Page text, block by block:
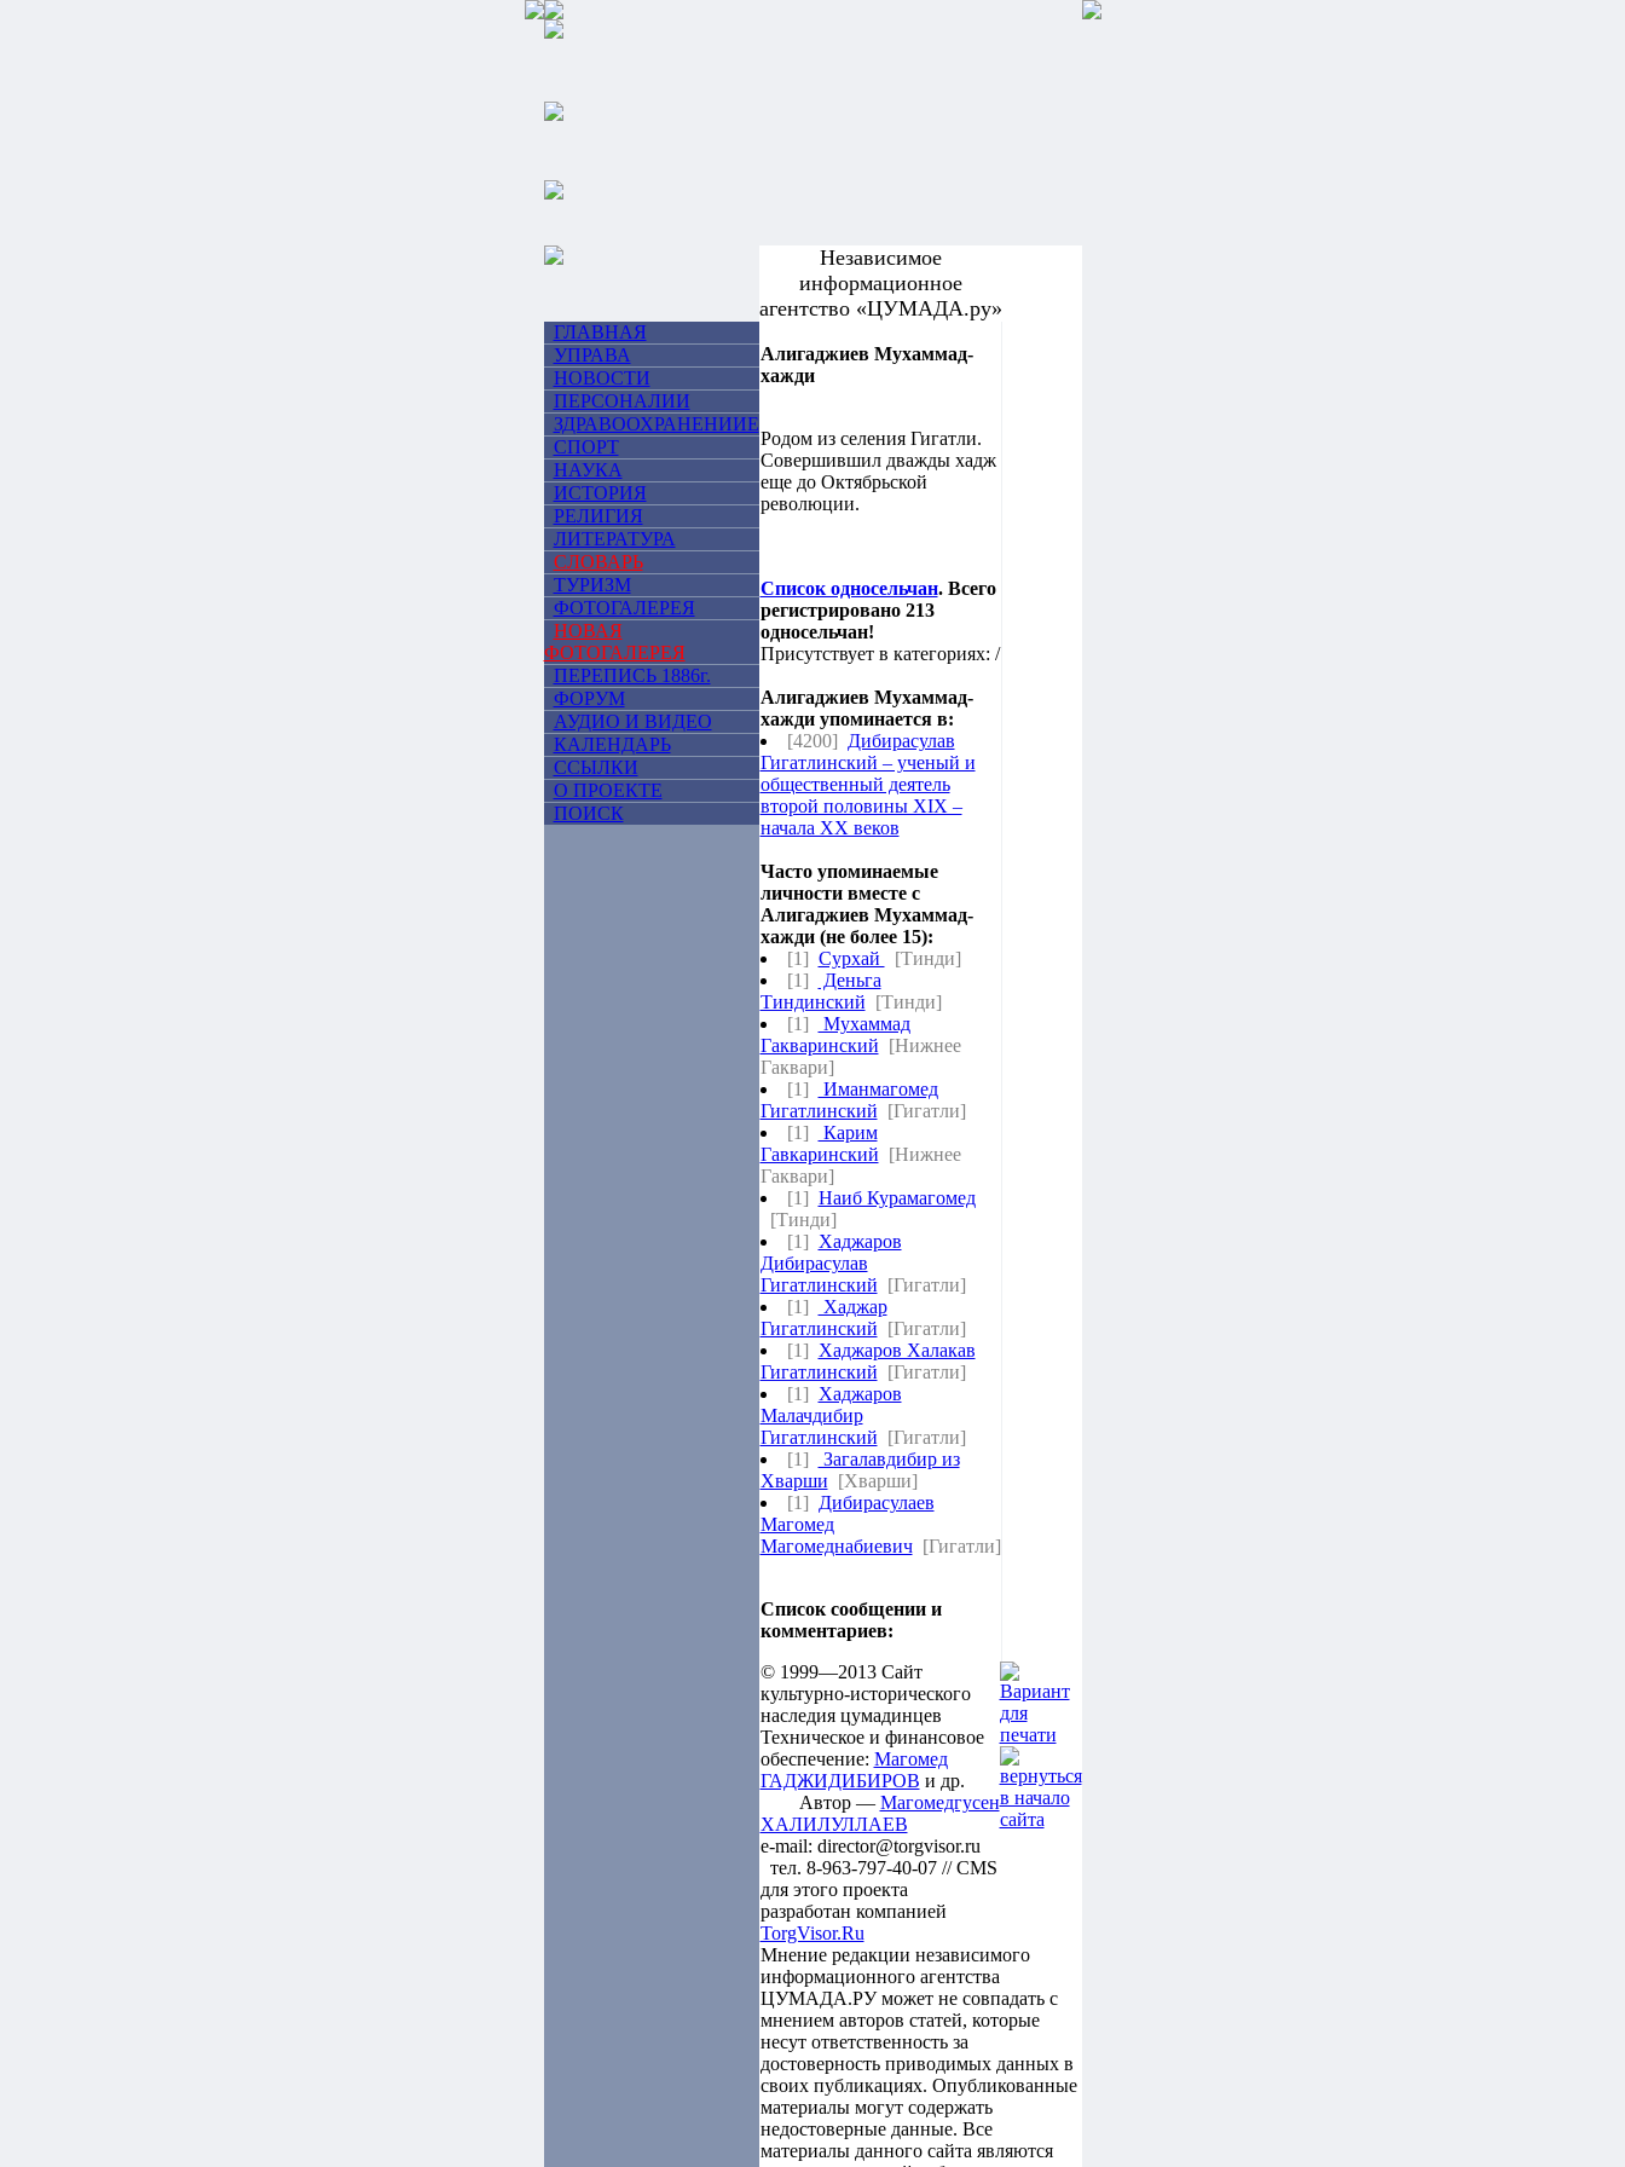
Независимое
информационное
агентство «ЦУМАДА.ру»
ГЛАВНАЯ
УПРАВА
НОВОСТИ
ПЕРСОНАЛИИ
ЗДРАВООХРАНЕНИИЕ
СПОРТ
НАУКА
ИСТОРИЯ
РЕЛИГИЯ
ЛИТЕРАТУРА
СЛОВАРЬ
ТУРИЗМ
ФОТОГАЛЕРЕЯ
НОВАЯ
ФОТОГАЛЕРЕЯ
ПЕРЕПИСЬ 1886г.
ФОРУМ
АУДИО И ВИДЕО
КАЛЕНДАРЬ
ССЫЛКИ
О ПРОЕКТЕ
ПОИСК
Алигаджиев Мухаммад-
хажди
Родом из селения Гигатли.
Совершившил дважды хадж
еще до Октябрьской
революции.
Список односельчан. Всего
регистрировано 213
односельчан!
Присутствует в категориях: /
Алигаджиев Мухаммад-
хажди упоминается в:
[4200] Дибирасулав
Гигатлинский – ученый и
общественный деятель
второй половины XIX –
начала XX веков
Часто упоминаемые
личности вместе с
Алигаджиев Мухаммад-
хажди (не более 15):
[1] Сурхай
[Тинди]
[1]
Деньга
Тиндинский [Тинди]
[1]
Мухаммад
Гакваринский [Нижнее
Гаквари]
[1]
Иманмагомед
Гигатлинский [Гигатли]
[1]
Карим
Гавкаринский [Нижнее
Гаквари]
[1] Наиб Курамагомед
[Тинди]
[1] Хаджаров
Дибирасулав
Гигатлинский [Гигатли]
[1]
Хаджар
Гигатлинский [Гигатли]
[1] Хаджаров Халакав
Гигатлинский [Гигатли]
[1] Хаджаров
Малачдибир
Гигатлинский [Гигатли]
[1]
Загалавдибир из
Хварши [Хварши]
[1] Дибирасулаев
Магомед
Магомеднабиевич [Гигатли]
Список сообщении и
комментариев:
© 1999—2013 Сайт
культурно-исторического
наследия цумадинцев
Техническое и финансовое
обеспечение: Магомед
ГАДЖИДИБИРОВ и др.
Автор — Магомедгусен
ХАЛИЛУЛЛАЕВ
e-mail: director@torgvisor.ru
тел. 8-963-797-40-07 // CMS
для этого проекта
разработан компанией
TorgVisor.Ru
Мнение редакции независимого
информационного агентства
ЦУМАДА.РУ может не совпадать с
мнением авторов статей, которые
несут ответственность за
достоверность приводимых данных в
своих публикациях. Опубликованные
материалы могут содержать
недостоверные данные. Все
материалы данного сайта являются